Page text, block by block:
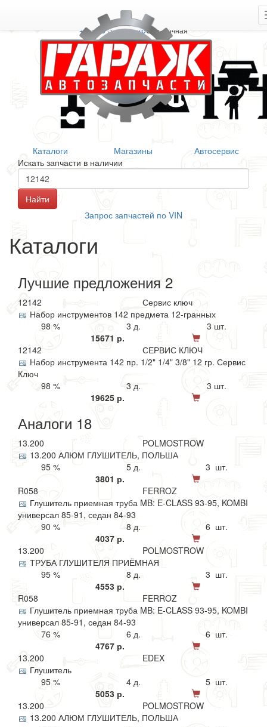
+7 906 377 46 46Справочная
Каталоги Магазины
Автосервис
Искать запчасти в наличии
Запрос запчастей по VIN
Каталоги
Лучшие предложения 2
12142
Сервис ключ
Набор инструментов 142 предмета 12-гранных
98 %
3 д.
3 шт.
15671 р.
12142
СЕРВИС КЛЮЧ
Набор инструмента 142 пр. 1/2" 1/4" 3/8" 12 гр. Сервис
Ключ
98 %
3 д.
3 шт.
19625 р.
Аналоги 18
13.200
POLMOSTROW
13.200 АЛЮМ ГЛУШИТЕЛЬ, ПОЛЬША
95 %
5 д.
3 шт.
3801 р.
R058
FERROZ
Глушитель приемная труба MB: E-CLASS 93-95, KOMBI
универсал 85-91, седан 84-93
90 %
8 д.
6 шт.
4037 р.
13.200
POLMOSTROW
ТРУБА ГЛУШИТЕЛЯ ПРИЁМНАЯ
95 %
8 д.
3 шт.
4553 р.
R058
FERROZ
Глушитель приемная труба MB: E-CLASS 93-95, KOMBI
универсал 85-91, седан 84-93
76 %
6 д.
6 шт.
4767 р.
13.200
EDEX
Глушитель
95 %
4 д.
5 шт.
5053 р.
13.200
POLMOSTROW
13.200 АЛЮМ ГЛУШИТЕЛЬ, ПОЛЬША